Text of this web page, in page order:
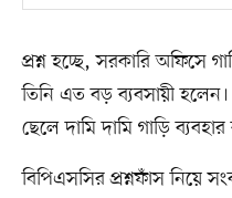
প্রশ্ন হচ্ছে, সরকারি অফিসে
তিনি এত বড় ব্যবসায়ী
ছেলে দামি দামি গাড়ি
বিপিএসসির প্রশ্নফাঁস নিয়ে